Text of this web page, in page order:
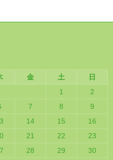
金 土
日
1
2
7 8
9
14 15
16
21 22
23
28 29
30